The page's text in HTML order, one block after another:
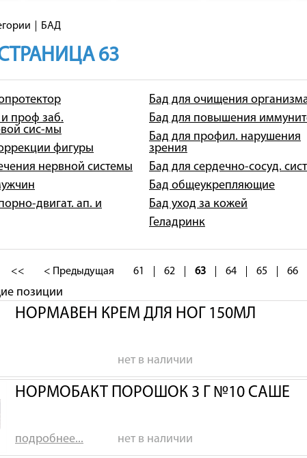
БАД
63
проф заб.
сис-мы
фигуры
нервной системы
двигат. ап. и
Бад для очищения
Бад для повышения
Бад для профил. нарушения
зрения
Бад для сердечно-сосуд.
Бад общеукрепляющие
Бад уход за кожей
Геладринк
<< < Предыдущая 61 62 63 64 65 66
позиции
НОРМАВЕН КРЕМ ДЛЯ НОГ 150МЛ
нет в наличии
НОРМОБАКТ ПОРОШОК 3 Г №10 САШЕ
подробнее... нет в наличии